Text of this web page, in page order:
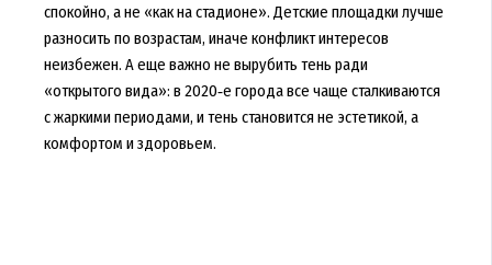
спокойно, а не «как на стадионе». Детские площадки лучше
разносить по возрастам, иначе конфликт интересов
неизбежен. А еще важно не вырубить тень ради
«открытого вида»: в 2020‑е города все чаще сталкиваются
с жаркими периодами, и тень становится не эстетикой, а
комфортом и здоровьем.